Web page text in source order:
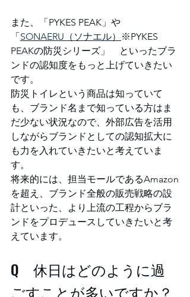
また、「PYKES PEAK」や
「SONAERU（ソナエル）
※PYKES
PEAKの防災シリーズ」　といったブラ
ンドの認知度をもっと上げていきたい
です。
防災トイレという商品は知っていて
も、ブランド名まで知っている方はま
だ少ない状況なので、外部広告を活用
しながらブランドとしての認知拡大に
も力を入れていきたいと考えていま
す。
将来的には、担当モールであるAmazon
を超え、ブランド全般の販売戦略の設
計といった、より上流の工程からブラ
ンドをプロデュースしていきたいと考
えています。
Q　休日はどのように過
ごすことが多いですか？